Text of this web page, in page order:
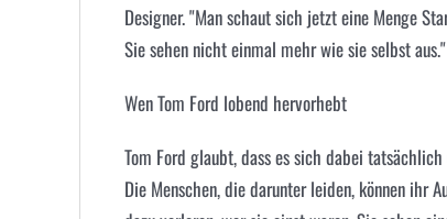
Designer. "Man schaut sich jetzt eine Menge
Sie sehen nicht einmal mehr wie sie selbst aus."
Wen Tom Ford lobend hervorhebt
Tom Ford glaubt, dass es sich dabei
Die Menschen, die darunter leiden, können ihr